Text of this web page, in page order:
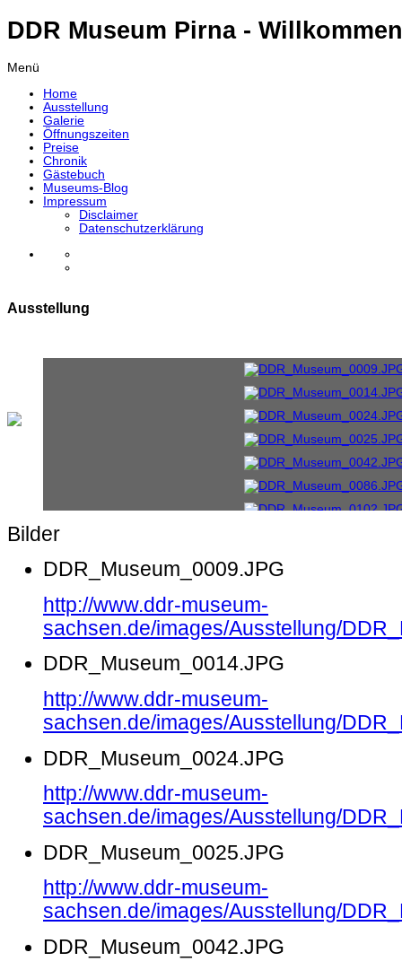
DDR Museum Pirna -
Menü
Home
Ausstellung
Galerie
Öffnungszeiten
Preise
Chronik
Gästebuch
Museums-Blog
Impressum
Disclaimer
Datenschutzerklärung
Ausstellung
Bilder
DDR_Museum_0009.JPG
http://www.ddr-museum-
sachsen.de/images/Ausstellung/
DDR_Museum_0014.JPG
http://www.ddr-museum-
sachsen.de/images/Ausstellung/
DDR_Museum_0024.JPG
http://www.ddr-museum-
sachsen.de/images/Ausstellung/
DDR_Museum_0025.JPG
http://www.ddr-museum-
sachsen.de/images/Ausstellung/
DDR_Museum_0042.JPG